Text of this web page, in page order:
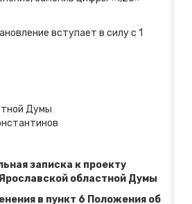
вступает в силу с 1
Думы
записка к проекту
областной Думы
в пункт 6 Положения об